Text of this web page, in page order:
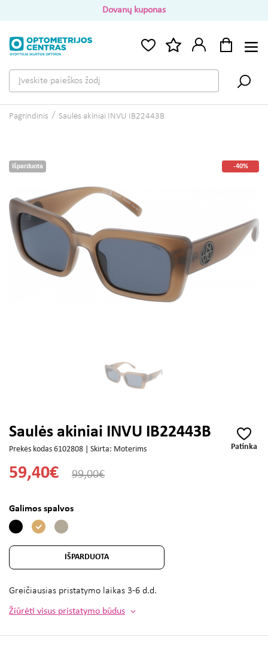
Dovanų kuponas
Pagrindinis Saulės akiniai INVU IB22443B
Išparduota -40%
Patinka
Saulės akiniai INVU IB22443B
Prekės kodas 6102808 | Skirta: Moterims
59,40€ 99,00€
Galimos spalvos
IŠPARDUOTA
Greičiausias pristatymo laikas 3-6 d.d.
Žiūrėti visus pristatymo būdus